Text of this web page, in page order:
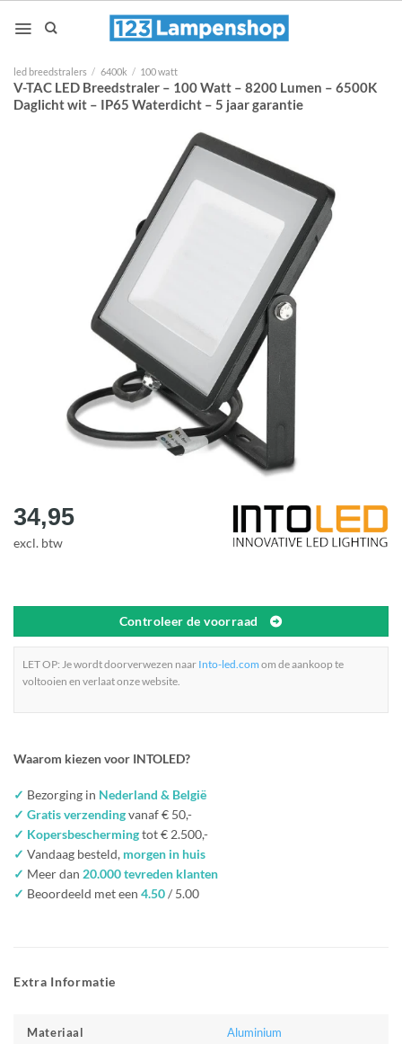
naar
led breedstralers / 6400k / 100 watt
V-TAC LED Breedstraler – 100 Watt – 8200 Lumen – 6500K
Daglicht wit – IP65 Waterdicht – 5 jaar garantie
34,95
excl. btw
Controleer de voorraad
LET OP: Je wordt doorverwezen naar Into-led.com om de aankoop te
voltooien en verlaat onze website.
Waarom kiezen voor INTOLED?
✓ Bezorging in Nederland & België
✓ Gratis verzendingvanaf € 50,-
✓ Kopersbeschermingtot € 2.500,-
✓ Vandaag besteld, morgen in huis
✓ Meer dan 20.000 tevreden klanten
✓ Beoordeeld met een 4.50/ 5.00
Extra Informatie
Materiaal Aluminium